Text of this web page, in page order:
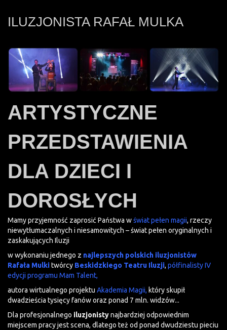
ILUZJONISTA RAFAŁ MULKA
ARTYSTYCZNE
PRZEDSTAWIENIA
DLA DZIECI I
DOROSŁYCH
Mamy przyjemność zaprosić Państwa wświat pełen magii, rzeczy
niewytłumaczalnych i niesamowitych – świat pełen oryginalnych i
zaskakujących Iluzji
w wykonaniu jednego z najlepszych polskich iluzjonistów
Rafała Mulkitwórcy Beskidzkiego Teatru Iluzji, półfinalisty IV
edycji programu Mam Talent,
autora wirtualnego projektu Akademia Magii, który skupił
dwadzieścia tysięcy fanów oraz ponad 7 mln. widzów...
Dla profesjonalnego iluzjonistynajbardziej odpowiednim
miejscem pracy jest scena, dlatego też od ponad dwudziestu pieciu